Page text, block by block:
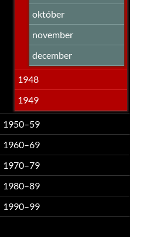
október
november
december
1948
1949
1950–59
1960–69
1970–79
1980–89
1990–99